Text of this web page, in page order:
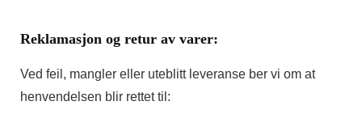
Reklamasjon og retur av varer:
Ved feil, mangler eller uteblitt leveranse ber vi om at
henvendelsen blir rettet til: